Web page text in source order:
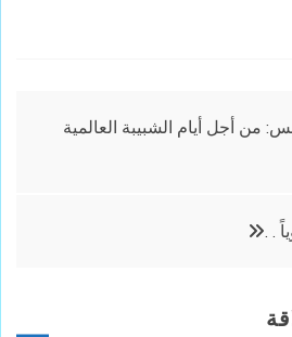
من أجل أيام الشبيبة العالمية
. .